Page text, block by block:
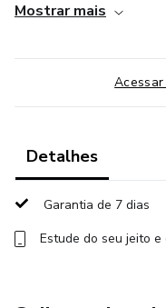
origem.
Com a QR21, você
Mostrar mais
Detalhes
Garantia de 7 dias
Estude do seu jeito